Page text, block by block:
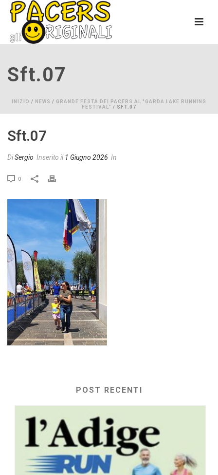
Sft.07
INIZIO / NEWS / GRANDE FESTA DEI PACERS AL "GARDA LAKE RUNNING
FESTIVAL" / SFT.07
Sft.07
DiSergio Inserito il1 Giugno 2026 In
0
POST RECENTI